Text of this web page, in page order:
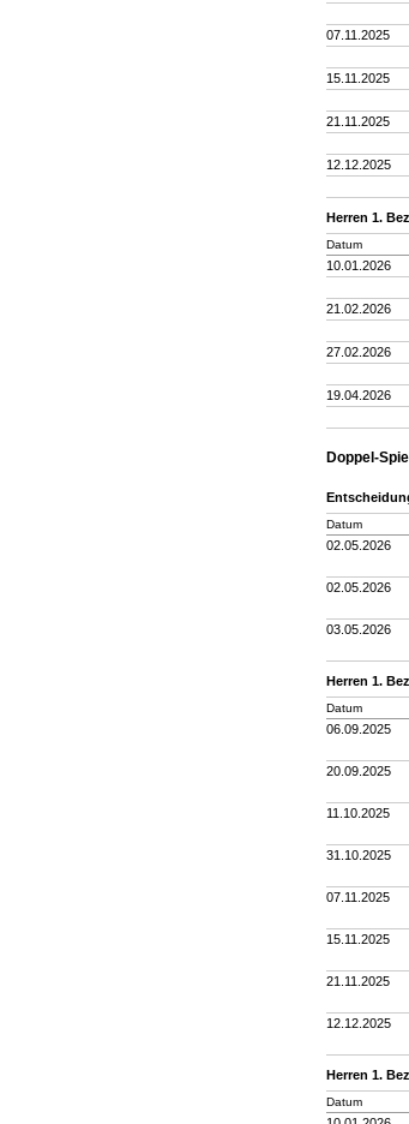
07.11.2025
15.11.2025
21.11.2025
12.12.2025
Herren 1.
Datum
10.01.2026
21.02.2026
27.02.2026
19.04.2026
Doppel-
Datum
02.05.2026
02.05.2026
03.05.2026
Herren 1.
Datum
06.09.2025
20.09.2025
11.10.2025
31.10.2025
07.11.2025
15.11.2025
21.11.2025
12.12.2025
Herren 1.
Datum